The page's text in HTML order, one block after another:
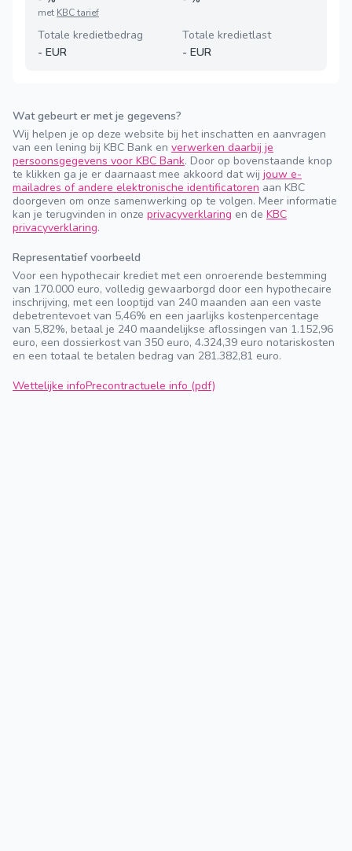
met KBC tarief
Totale kredietbedrag
- EUR
Totale kredietlast
- EUR
Wat gebeurt er met je gegevens?
Wij helpen je op deze website bij het inschatten en aanvragen
van een lening bij KBC Bank en verwerken daarbij je
persoonsgegevens voor KBC Bank. Door op bovenstaande knop
te klikken ga je er daarnaast mee akkoord dat wij jouw e-
mailadres of andere elektronische identificatoren aan KBC
doorgeven om onze samenwerking op te volgen. Meer informatie
kan je terugvinden in onze privacyverklaring en de KBC
privacyverklaring.
Representatief voorbeeld
Voor een hypothecair krediet met een onroerende bestemming
van 170.000 euro, volledig gewaarborgd door een hypothecaire
inschrijving, met een looptijd van 240 maanden aan een vaste
debetrentevoet van 5,46% en een jaarlijks kostenpercentage
van 5,82%, betaal je 240 maandelijkse aflossingen van 1.152,96
euro, een dossierkost van 350 euro, 4.324,39 euro notariskosten
en een totaal te betalen bedrag van 281.382,81 euro.
Wettelijke infoPrecontractuele info (pdf)